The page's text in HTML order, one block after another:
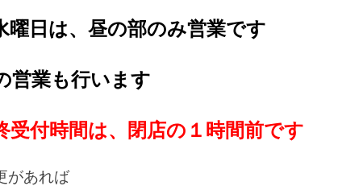
曜日は、昼の部のみ営業です
営業も行います
受付時間は、閉店の１時間前です
があれば